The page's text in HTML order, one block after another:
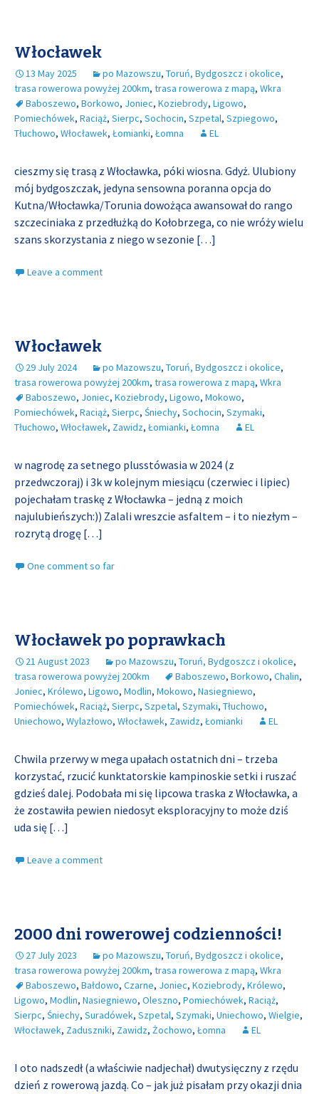
Włocławek
13 May 2025 po Mazowszu, Toruń, Bydgoszcz i okolice,
trasa rowerowa powyżej 200km, trasa rowerowa z mapą, Wkra
Baboszewo, Borkowo, Joniec, Koziebrody, Ligowo,
Pomiechówek, Raciąż, Sierpc, Sochocin, Szpetal, Szpiegowo,
Tłuchowo, Włocławek, Łomianki, Łomna EL
cieszmy się trasą z Włocławka, póki wiosna. Gdyż. Ulubiony
mój bydgoszczak, jedyna sensowna poranna opcja do
Kutna/Włocławka/Torunia dowożąca awansował do rango
szczeciniaka z przedłużką do Kołobrzega, co nie wróży wielu
szans skorzystania z niego w sezonie […]
Leave a comment
Włocławek
29 July 2024 po Mazowszu, Toruń, Bydgoszcz i okolice,
trasa rowerowa powyżej 200km, trasa rowerowa z mapą, Wkra
Baboszewo, Joniec, Koziebrody, Ligowo, Mokowo,
Pomiechówek, Raciąż, Sierpc, Śniechy, Sochocin, Szymaki,
Tłuchowo, Włocławek, Zawidz, Łomianki, Łomna EL
w nagrodę za setnego plusstówasia w 2024 (z
przedwczoraj) i 3k w kolejnym miesiącu (czerwiec i lipiec)
pojechałam traskę z Włocławka – jedną z moich
najulubieńszych:)) Zalali wreszcie asfaltem – i to niezłym –
rozrytą drogę […]
One comment so far
Włocławek po poprawkach
21 August 2023 po Mazowszu, Toruń, Bydgoszcz i okolice,
trasa rowerowa powyżej 200km
Baboszewo, Borkowo, Chalin,
Joniec, Królewo, Ligowo, Modlin, Mokowo, Nasiegniewo,
Pomiechówek, Raciąż, Sierpc, Szpetal, Szymaki, Tłuchowo,
Uniechowo, Wylazłowo, Włocławek, Zawidz, Łomianki EL
Chwila przerwy w mega upałach ostatnich dni – trzeba
korzystać, rzucić kunktatorskie kampinoskie setki i ruszać
gdzieś dalej. Podobała mi się lipcowa traska z Włocławka, a
że zostawiła pewien niedosyt eksploracyjny to może dziś
uda się […]
Leave a comment
2000 dni rowerowej codzienności!
27 July 2023 po Mazowszu, Toruń, Bydgoszcz i okolice,
trasa rowerowa powyżej 200km, trasa rowerowa z mapą, Wkra
Baboszewo, Bałdowo, Czarne, Joniec, Koziebrody, Królewo,
Ligowo, Modlin, Nasiegniewo, Oleszno, Pomiechówek, Raciąż,
Sierpc, Śniechy, Suradówek, Szpetal, Szymaki, Uniechowo, Wielgie,
Włocławek, Zaduszniki, Zawidz, Żochowo, Łomna EL
I oto nadszedł (a właściwie nadjechał) dwutysięczny z rzędu
dzień z rowerową jazdą. Co – jak już pisałam przy okazji dnia